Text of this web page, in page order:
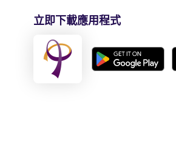
立即下載應用程式